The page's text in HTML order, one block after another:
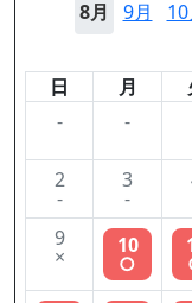
8月
9月 10
日 月
-
-
2
-
3
-
9
× 10
○